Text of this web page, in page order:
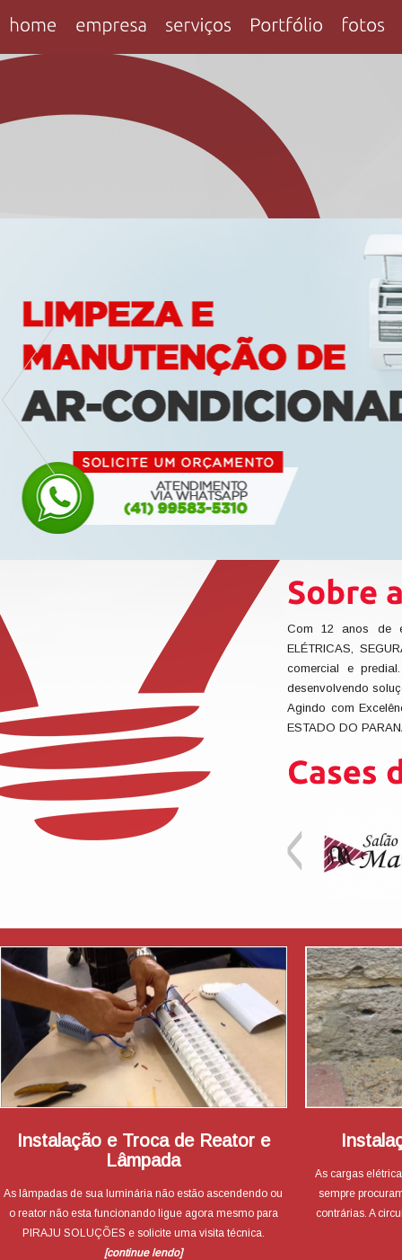
Com 12 anos de
ELÉTRICAS,
comercial e
desenvolvendo
Agindo com
ESTADO DO
Instalação e Troca de Reator e
Lâmpada
As lâmpadas de sua luminária não estão ascendendo ou
o reator não esta funcionando ligue agora mesmo para
PIRAJU SOLUÇÕES e solicite uma visita técnica.
[continue lendo]
As cargas
sempre
contrárias. A